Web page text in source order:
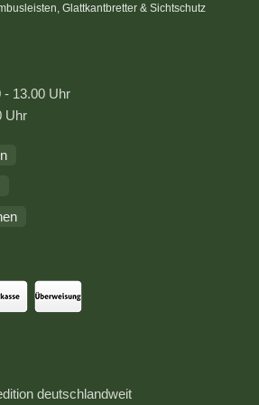
Glattkantbretter & Sichtschutz
- 13.00 Uhr
Uhr
deutschlandweit